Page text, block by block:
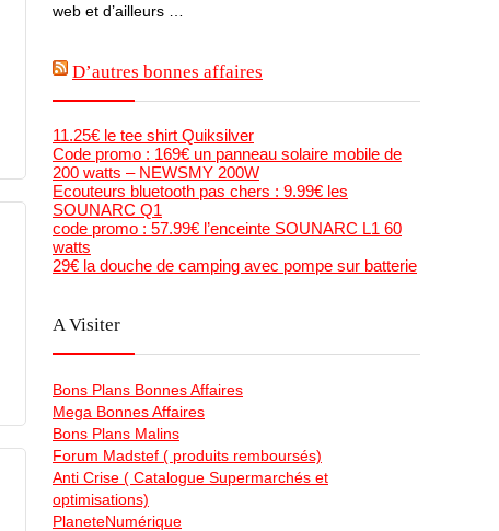
web et d’ailleurs …
D’autres bonnes affaires
11.25€ le tee shirt Quiksilver
Code promo : 169€ un panneau solaire mobile de
200 watts – NEWSMY 200W
Ecouteurs bluetooth pas chers : 9.99€ les
SOUNARC Q1
code promo : 57.99€ l’enceinte SOUNARC L1 60
watts
29€ la douche de camping avec pompe sur batterie
A Visiter
Bons Plans Bonnes Affaires
Mega Bonnes Affaires
Bons Plans Malins
Forum Madstef ( produits remboursés)
Anti Crise ( Catalogue Supermarchés et
optimisations)
PlaneteNumérique